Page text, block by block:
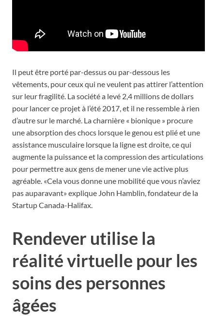
Il peut être porté par-dessus ou par-dessous les
vêtements, pour ceux qui ne veulent pas attirer l’attention
sur leur fragilité. La société a levé 2,4 millions de dollars
pour lancer ce projet à l’été 2017, et il ne ressemble à rien
d’autre sur le marché. La charnière « bionique » procure
une absorption des chocs lorsque le genou est plié et une
assistance musculaire lorsque la ligne est droite, ce qui
augmente la puissance et la compression des articulations
pour permettre aux gens de mener une vie active plus
agréable. «Cela vous donne une mobilité que vous n’aviez
pas auparavant» explique John Hamblin, fondateur de la
Startup Canada-Halifax.
Rendever utilise la
réalité virtuelle pour les
soins des personnes
âgées